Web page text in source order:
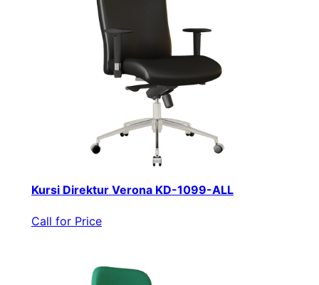
Kursi Direktur Verona KD-1099-ALL
Call for Price